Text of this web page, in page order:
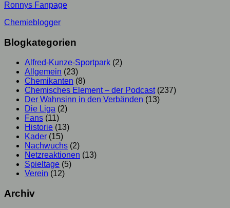
Ronnys Fanpage
Chemieblogger
Blogkategorien
Alfred-Kunze-Sportpark (2)
Allgemein (23)
Chemikanten (8)
Chemisches Element – der Podcast(237)
Der Wahnsinn in den Verbänden (13)
Die Liga (2)
Fans (11)
Historie (13)
Kader (15)
Nachwuchs (2)
Netzreaktionen (13)
Spieltage (5)
Verein (12)
Archiv